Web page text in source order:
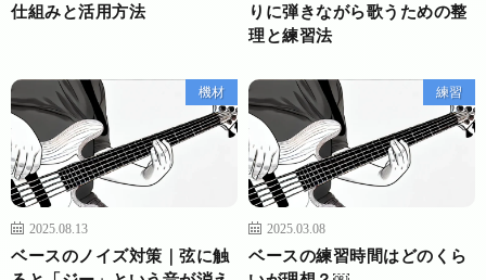
仕組みと活用方法
りに弾きながら歌うための整
理と練習法
機材
2025.08.13
ベースのノイズ対策｜弦に触
練習
2025.03.08
ベースの練習時間はどのくら